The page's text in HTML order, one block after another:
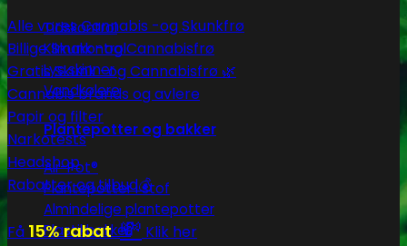
Tidskontrol
Klimakontrol
Lys skinner
Vandkølere
Plantepotter og bakker
Air-Pot®
Plantepotter i stof
Almindelige plantepotter
Plastikbakker
Alle vores Cannabis -og Skunkfrø
Billige Skunk -og Cannabisfrø
Gratis Skunk -og Cannabisfrø 🌿
Cannabis brands og avlere
Papir og filter
Narkotests
Headshop
Rabatter og tilbud💰
Få 15% rabat 💸 Klik her